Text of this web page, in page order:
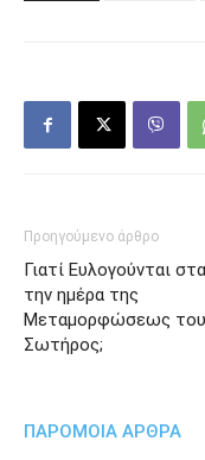
Προηγούμενο άρθρο
Γιατί Ευλογούνται
την ημέρα της
Μεταμορφώσεως του
Σωτήρος;
ΠΑΡΟΜΟΙΑ ΑΡΘΡΑ